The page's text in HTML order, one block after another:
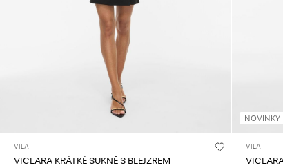
VILA
VICLARA KRÁTKÉ SUKNĚ S BLEJZREM
NOVINKY
VILA